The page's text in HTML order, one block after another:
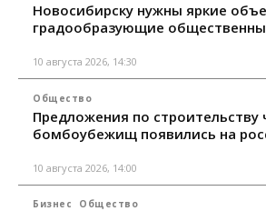
Новосибирску нужны яркие
градообразующие
10 августа 2026, 14:30
Общество
Предложения по строительству
бомбоубежищ появились на
10 августа 2026, 14:00
Бизнес Общество